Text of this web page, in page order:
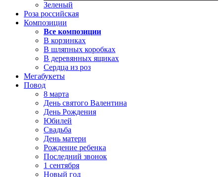
Зеленый
Роза российская
Композиции
Все композиции
В корзинках
В шляпных коробках
В деревянных ящиках
Сердца из роз
Мегабукеты
Повод
8 марта
День святого Валентина
День Рождения
Юбилей
Свадьба
День матери
Рождение ребенка
Последний звонок
1 сентября
Новый год